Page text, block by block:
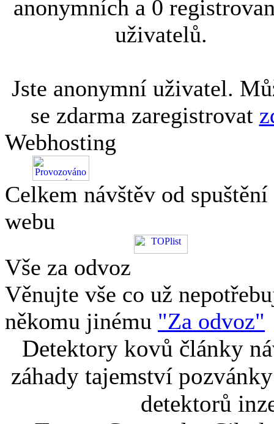
anonymních a 0
uživatelů.
Jste anonymní uživatel.
se zdarma zaregistrovat
Webhosting
Celkem návštěv od spuštění
webu
Vše za odvoz
Věnujte vše co už
někomu jinému "Za odvoz"
Detektory kovů články
záhady tajemství
detektorů